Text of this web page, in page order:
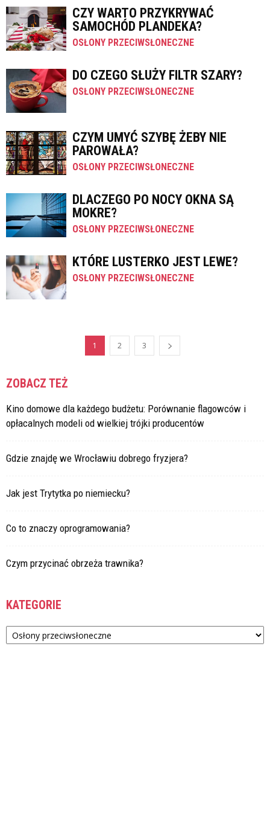
CZY WARTO PRZYKRYWAĆ
SAMOCHÓD PLANDEKA?
OSŁONY PRZECIWSŁONECZNE
DO CZEGO SŁUŻY FILTR SZARY?
OSŁONY PRZECIWSŁONECZNE
CZYM UMYĆ SZYBĘ ŻEBY NIE
PAROWAŁA?
OSŁONY PRZECIWSŁONECZNE
DLACZEGO PO NOCY OKNA SĄ
MOKRE?
OSŁONY PRZECIWSŁONECZNE
KTÓRE LUSTERKO JEST LEWE?
OSŁONY PRZECIWSŁONECZNE
1 2 3
ZOBACZ TEŻ
Kino domowe dla każdego budżetu: Porównanie flagowców i
opłacalnych modeli od wielkiej trójki producentów
Gdzie znajdę we Wrocławiu dobrego fryzjera?
Jak jest Trytytka po niemiecku?
Co to znaczy oprogramowania?
Czym przycinać obrzeża trawnika?
KATEGORIE
Kategorie